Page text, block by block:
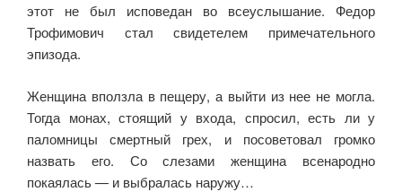
этот не был исповедан во всеуслышание. Федор
Трофимович стал свидетелем примечатель­ного
эпизода.
Женщина вползла в пещеру, а выйти из нее не могла.
Тогда монах, стоящий у входа, спросил, есть ли у
паломницы смер­тный грех, и посоветовал громко
назвать его. Со слезами женщина всенародно
покаялась — и выбралась наружу…